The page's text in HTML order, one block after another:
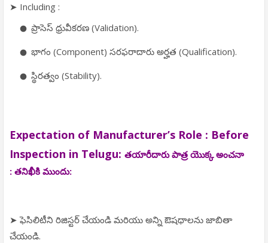
➤ Including :
ప్రాసెస్ ధ్రువీకరణ (Validation).
భాగం (Component) సరఫరాదారు అర్హత (Qualification).
స్థిరత్వం (Stability).
Expectation of Manufacturer’s Role : Before
Inspection in Telugu: తయారీదారు పాత్ర యొక్క అంచనా
: తనిఖీకి ముందు:
➤ ఫెసిలిటీని రిజిస్టర్ చేయండి మరియు అన్ని ఔషధాలను జాబితా
చేయండి.